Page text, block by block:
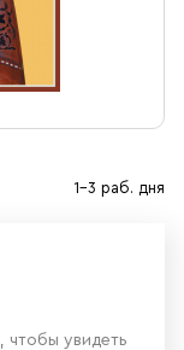
1-3 раб. дня
, чтобы увидеть